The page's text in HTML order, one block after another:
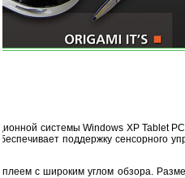
системы Windows XP Tablet
поддержку сенсорного
с широким углом обзора.